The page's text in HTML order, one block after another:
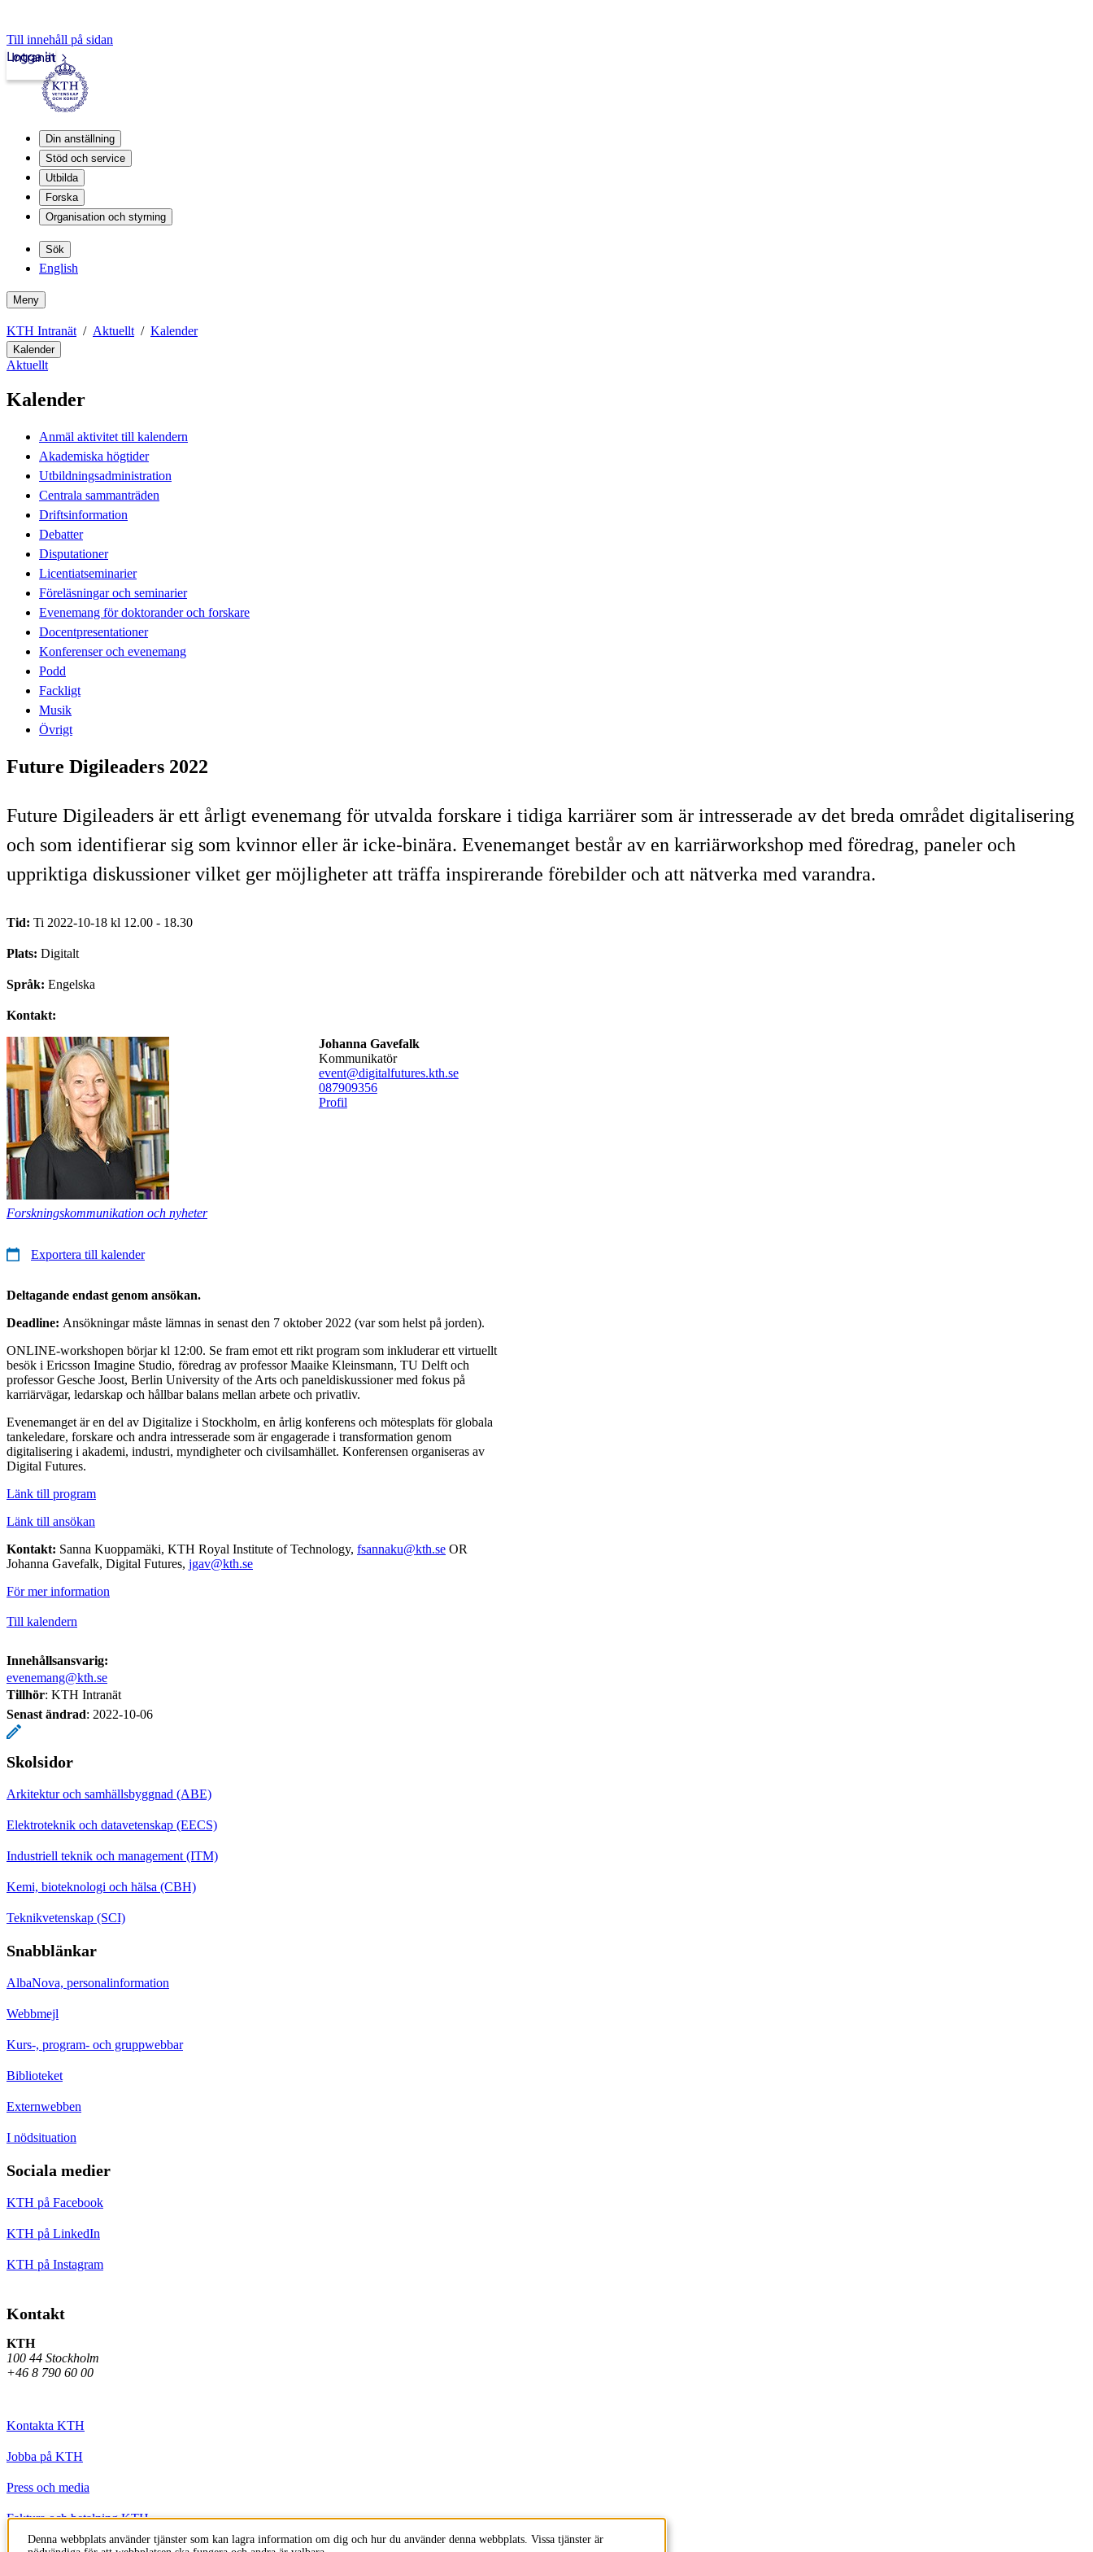
Till innehåll på sidan
Intranät
Logga in
Din anställning
Stöd och service
Utbilda
Forska
Organisation och styrning
Sök
English
Meny
KTH Intranät Aktuellt Kalender
Kalender
Aktuellt
Kalender
Anmäl aktivitet till kalendern
Akademiska högtider
Utbildningsadministration
Centrala sammanträden
Driftsinformation
Debatter
Disputationer
Licentiatseminarier
Föreläsningar och seminarier
Evenemang för doktorander och forskare
Docentpresentationer
Konferenser och evenemang
Podd
Fackligt
Musik
Övrigt
Future Digileaders 2022
Future Digileaders är ett årligt evenemang för utvalda forskare i tidiga karriärer som är intresserade av det breda området digitalisering
och som identifierar sig som kvinnor eller är icke-binära. Evenemanget består av en karriärworkshop med föredrag, paneler och
uppriktiga diskussioner vilket ger möjligheter att träffa inspirerande förebilder och att nätverka med varandra.
Tid: Ti 2022-10-18 kl 12.00 - 18.30
Plats: Digitalt
Språk: Engelska
Kontakt:
Johanna Gavefalk
kommunikatör
event@digitalfutures.kth.se
087909356
Profil
Forskningskommunikation och nyheter
Exportera till kalender
Deltagande endast genom ansökan.
Deadline: Ansökningar måste lämnas in senast den 7 oktober 2022 (var som helst på jorden).
ONLINE-workshopen börjar kl 12:00. Se fram emot ett rikt program som inkluderar ett virtuellt
besök i Ericsson Imagine Studio, föredrag av professor Maaike Kleinsmann, TU Delft och
professor Gesche Joost, Berlin University of the Arts och paneldiskussioner med fokus på
karriärvägar, ledarskap och hållbar balans mellan arbete och privatliv.
Evenemanget är en del av Digitalize i Stockholm, en årlig konferens och mötesplats för globala
tankeledare, forskare och andra intresserade som är engagerade i transformation genom
digitalisering i akademi, industri, myndigheter och civilsamhället. Konferensen organiseras av
Digital Futures.
Länk till program
Länk till ansökan
Kontakt: Sanna Kuoppamäki, KTH Royal Institute of Technology, fsannaku@kth.se OR
Johanna Gavefalk, Digital Futures, jgav@kth.se
För mer information
Till kalendern
Innehållsansvarig:
evenemang@kth.se
Tillhör: KTH Intranät
Senast ändrad: 2022-10-06
Skolsidor
Arkitektur och samhällsbyggnad (ABE)
Elektroteknik och datavetenskap (EECS)
Industriell teknik och management (ITM)
Kemi, bioteknologi och hälsa (CBH)
Teknikvetenskap (SCI)
Snabblänkar
AlbaNova, personalinformation
Webbmejl
Kurs-, program- och gruppwebbar
Biblioteket
Externwebben
I nödsituation
Sociala medier
KTH på Facebook
KTH på LinkedIn
KTH på Instagram
Kontakt
KTH
100 44 Stockholm
+46 8 790 60 00
Kontakta KTH
Jobba på KTH
Press och media
Faktura och betalning KTH
Om KTH:s webbplatser
Denna webbplats använder tjänster som kan lagra information om dig och hur du använder denna webbplats. Vissa tjänster är